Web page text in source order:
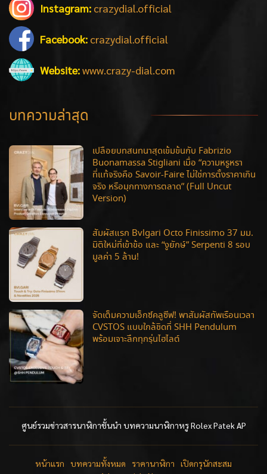
Instagram: crazydial.official
Facebook: crazydial.official
Website:www.crazy-dial.com
บทความล่าสุด
เปลือยบทสนทนาสุดเข้มข้นกับ Fabrizio
Buonamassa Stigliani เมื่อ “ความหรูหรา
ที่แท้จริงคือ Savoir-Faire ไม่ใช่การตั้งราคาเกิน
จริง หรือมุกทางการตลาด” (Full Uncut
Version)
สัมผัสแรก Bvlgari Octo Finissimo 37 มม.
มิติใหม่ที่เข้าข้อ และ “งูยักษ์” Serpenti 8 รอบ
มูลค่า 5 ล้าน!
จัดเต็มความเอ็กซ์คลูซีฟ! พาสัมผัสทัพเรือนเวลา
CVSTOS แบบใกล้ชิดที่ SHH Pendulum
พร้อมเจาะลึกทุกรุ่นไฮไลต์
ศูนย์รวมข่าวสารนาฬิกาชั้นนำ บทความนาฬิกาหรู Rolex Patek AP
หน้าแรก บทความทั้งหมด ราคานาฬิกา
เปิดกรุนักสะสม